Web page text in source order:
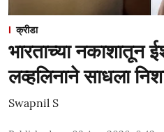
क्रीडा
भारताच्या नकाशातून
लव्हलिनाने साधला
Swapnil S